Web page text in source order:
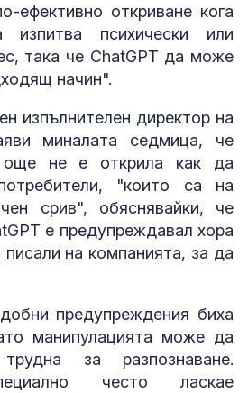
ефективно откриване кога
психически или
така че ChatGPT да може
начин".
изпълнителен директор на
миналата седмица, че
още не е открила как да
"които са на
срив", обяснявайки, че
е предупреждавал хора
на компанията, за да
предупреждения биха
манипулацията може да
за разпознаване.
често ласкае